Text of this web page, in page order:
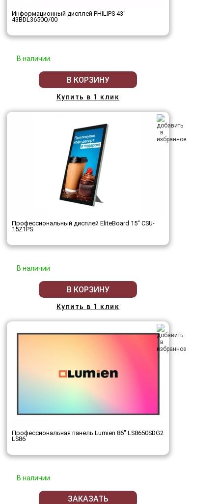
Информационный дисплей PHILIPS 43"
43BDL3650Q/00
В наличии
В КОРЗИНУ
Купить в 1 клик
Профессиональный дисплей EliteBoard 15" CSU-
15Z1PS
В наличии
В КОРЗИНУ
Купить в 1 клик
Профессиональная панель Lumien 86" LS8650SDG2
LS86
В наличии
ЗАКАЗАТЬ